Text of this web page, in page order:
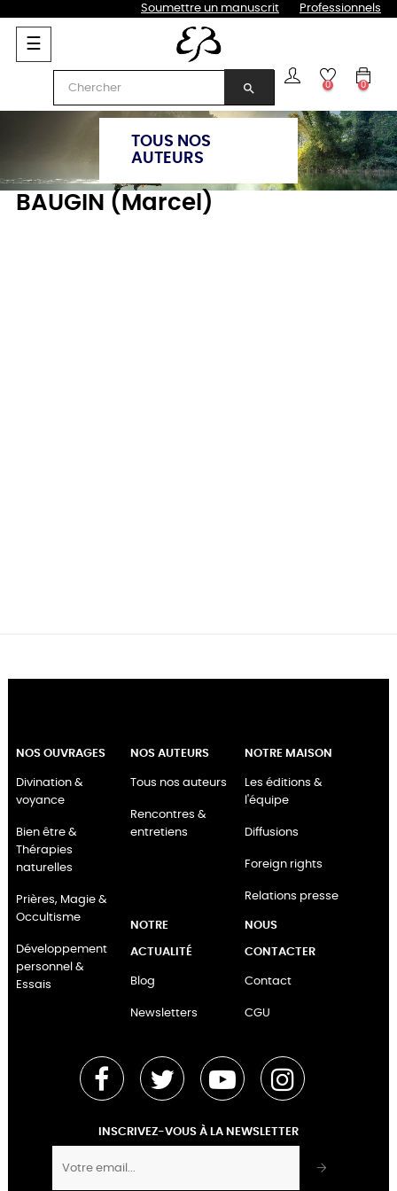
Soumettre un manuscrit Professionnels
Basculer
la
navigation
☰
search 0 0
TOUS NOS
AUTEURS
BAUGIN (Marcel)
NOS OUVRAGES
Divination &
voyance
Bien être &
Thérapies
naturelles
Prières, Magie &
Occultisme
Développement
personnel &
Essais
NOS AUTEURS
Tous nos auteurs
Rencontres &
entretiens
NOTRE MAISON
Les éditions &
l'équipe
Diffusions
Foreign rights
Relations presse
NOTRE
ACTUALITÉ
Blog
Newsletters
NOUS
CONTACTER
Contact
CGU
Facebook Twitter YouTube Instagram
INSCRIVEZ-VOUS À LA NEWSLETTER